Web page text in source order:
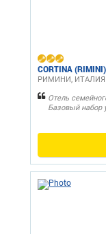
CORTINA (RIMINI)
РИМИНИ, ИТАЛИЯ
Отель
Базовый набор